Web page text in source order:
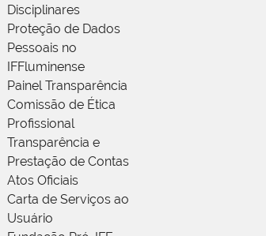
Disciplinares
Proteção de Dados
Pessoais no
IFFluminense
Painel Transparência
Comissão de Ética
Profissional
Transparência e
Prestação de Contas
Atos Oficiais
Carta de Serviços ao
Usuário